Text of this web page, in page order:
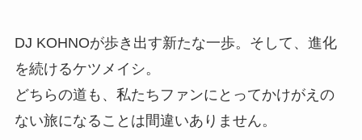
DJ KOHNOが歩き出す新たな一歩。そして、進化
を続けるケツメイシ。
どちらの道も、私たちファンにとってかけがえの
ない旅になることは間違いありません。